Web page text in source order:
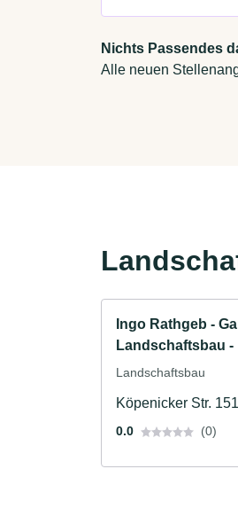
Nichts Passendes
Alle neuen
Ingo Rathgeb -
Landschaftsbau -
Landschaftsbau
Köpenicker Str.
0.0 (0)